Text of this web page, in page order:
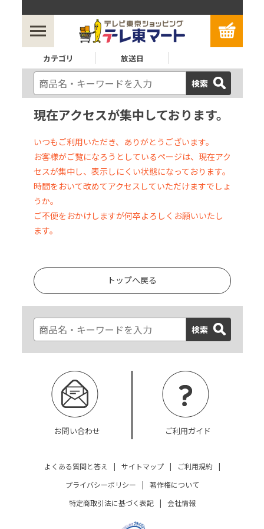
カテゴリ 放送日
検索
現在アクセスが集中しております。
いつもご利用いただき、ありがとうございます。
お客様がご覧になろうとしているページは、現在アク
セスが集中し、表示しにくい状態になっております。
時間をおいて改めてアクセスしていただけますでしょ
うか。
ご不便をおかけしますが何卒よろしくお願いいたし
ます。
トップへ戻る
検索
お問い合わせ ご利用ガイド
よくある質問と答え | サイトマップ | ご利用規約
|
プライバシーポリシー
|
著作権について
特定商取引法に基づく表記
| 会社情報